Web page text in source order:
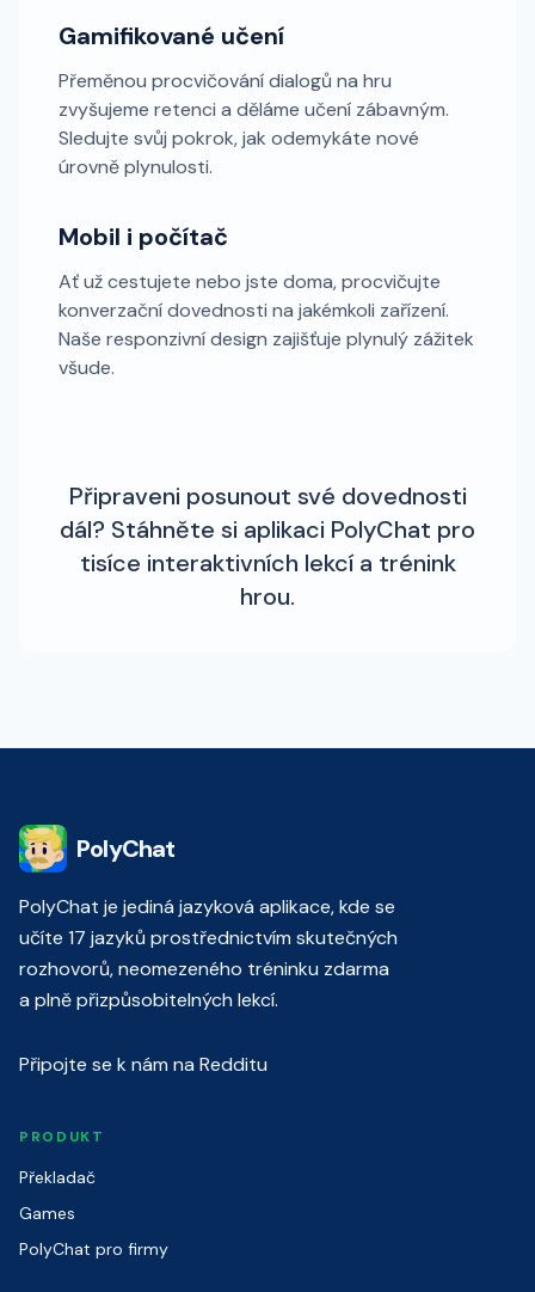
Gamifikované učení
Přeměnou procvičování dialogů na hru
zvyšujeme retenci a děláme učení zábavným.
Sledujte svůj pokrok, jak odemykáte nové
úrovně plynulosti.
Mobil i počítač
Ať už cestujete nebo jste doma, procvičujte
konverzační dovednosti na jakémkoli zařízení.
Naše responzivní design zajišťuje plynulý zážitek
všude.
Připraveni posunout své dovednosti
dál? Stáhněte si aplikaci PolyChat pro
tisíce interaktivních lekcí a trénink
hrou.
PolyChat
PolyChat je jediná jazyková aplikace, kde se
učíte 17 jazyků prostřednictvím skutečných
rozhovorů, neomezeného tréninku zdarma
a plně přizpůsobitelných lekcí.
Připojte se k nám na Redditu
PRODUKT
Překladač
Games
PolyChat pro firmy